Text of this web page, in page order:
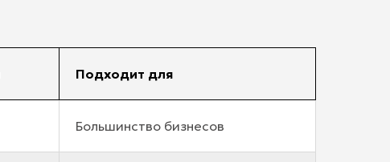
Подходит для
Большинство бизнесов